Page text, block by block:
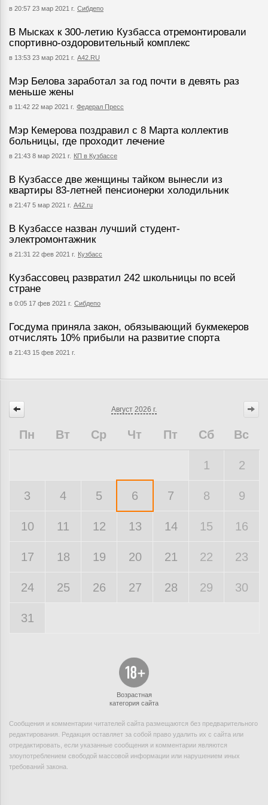
в 20:57 23 мар 2021 г. Сибдепо
В Мысках к 300-летию Кузбасса отремонтировали
спортивно-оздоровительный комплекс
в 13:53 23 мар 2021 г. А42.RU
Мэр Белова заработал за год почти в девять раз
меньше жены
в 11:42 22 мар 2021 г. Федерал Пресс
Мэр Кемерова поздравил с 8 Марта коллектив
больницы, где проходит лечение
в 21:43 8 мар 2021 г. КП в Кузбассе
В Кузбассе две женщины тайком вынесли из
квартиры 83-летней пенсионерки холодильник
в 21:47 5 мар 2021 г. А42.ru
В Кузбассе назван лучший студент-
электромонтажник
в 21:31 22 фев 2021 г. Кузбасс
Кузбассовец развратил 242 школьницы по всей
стране
в 0:05 17 фев 2021 г. Сибдепо
Госдума приняла закон, обязывающий букмекеров
отчислять 10% прибыли на развитие спорта
в 21:43 15 фев 2021 г.
Август 2026 г.
Пн Вт Ср Чт Пт Сб Вс
1 2
3 4 5 6 7 8 9
10 11 12 13 14 15 16
17 18 19 20 21 22 23
24 25 26 27 28 29 30
31
Возрастная
категория сайта
Сообщения и комментарии читателей сайта размещаются без предварительного
редактирования. Редакция оставляет за собой право удалить их с сайта или
отредактировать, если указанные сообщения и комментарии являются
злоупотреблением свободой массовой информации или нарушением иных
требований закона.